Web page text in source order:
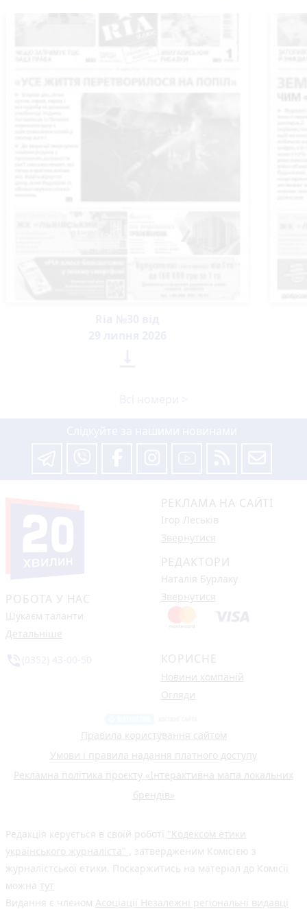
РОБОТА У НАС
Шукаєм таланти
Детальніше
РЕКЛАМА НА САЙТІ
Ігор Леськів
Звернутися
РЕДАКТОРИ
Наталія Бурлаку
Звернутися
КОРИСНЕ
Новини компаній
Огляди
Правила користування сайтом
Умови і правила надання платного доступу
Рекламна політика проєкту «Інтерактивна мапа локальних
брендів»
Редакція керується в своїй роботі "Кодексом етики
українського журналіста" , затвердженим Комісією з
журналістської етики. Поскаржитись на матеріал до Комісії
можна тут
Видання є членом Асоціації Незалежні регіональні видавці